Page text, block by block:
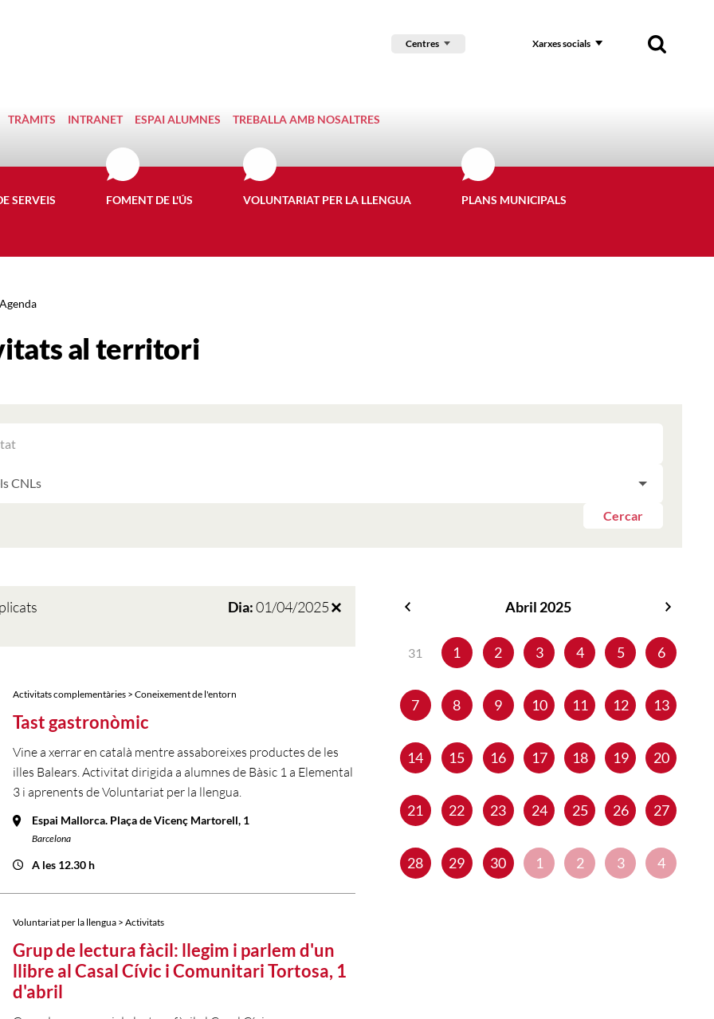
Centres Xarxes socials
TRÀMITS INTRANET ESPAI ALUMNES TREBALLA AMB NOSALTRES
SERVEIS FOMENT DE L'ÚS VOLUNTARIAT PER LA LLENGUA PLANS MUNICIPALS
Agenda
al territori
Cercar
Dia:01/04/2025
Activitats complementàries > Coneixement de l'entorn
Tast gastronòmic
Vine a xerrar en català mentre assaboreixes productes de les
illes Balears. Activitat dirigida a alumnes de Bàsic 1 a Elemental
3 i aprenents de Voluntariat per la llengua.
Espai Mallorca. Plaça de Vicenç Martorell, 1
Barcelona
A les 12.30 h
Voluntariat per la llengua > Activitats
Grup de lectura fàcil: llegim i parlem d'un
llibre al Casal Cívic i Comunitari Tortosa, 1
d'abril
Abril 2025
31 1 2 3 4 5 6
7 8 9 10 11 12 13
14 15 16 17 18 19 20
21 22 23 24 25 26 27
28 29 30 1 2 3 4